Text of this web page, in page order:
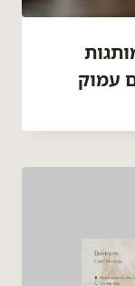
עמוק